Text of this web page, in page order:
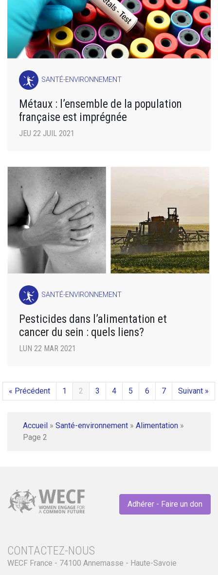
SANTÉ-ENVIRONNEMENT
Métaux : l’ensemble de la population
française est imprégnée
JEU 22 JUIL 2021
SANTÉ-ENVIRONNEMENT
Pesticides dans l’alimentation et
cancer du sein : quels liens?
LUN 22 MAR 2021
« Précédent 1 2 3 4 5 6 7 Suivant »
Accueil » Santé-environnement » Alimentation »
Page 2
Adhérer - Faire un don
CONTACTEZ-NOUS
WECF France - 74100 Annemasse - Haute-Savoie